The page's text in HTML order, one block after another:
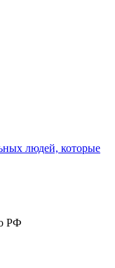
людей, которые
РФ